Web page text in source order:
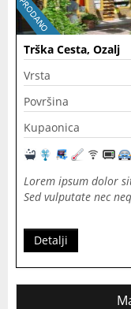
Trška Cesta, Ozalj
Vrsta
Površina
Kupaonica
Lorem ipsum dolor
Sed vulputate nec
Detalji